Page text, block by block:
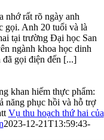
nhớ rất rõ ngày anh
gọi. Anh 20 tuổi và là
tại trường Đại học San
ngành khoa học dinh
gọi điện đến [...]
khan hiếm thực phẩm:
năng phục hồi và hỗ trợ
Vụ thu hoạch thứ hai của
2023-12-21T13:59:43-